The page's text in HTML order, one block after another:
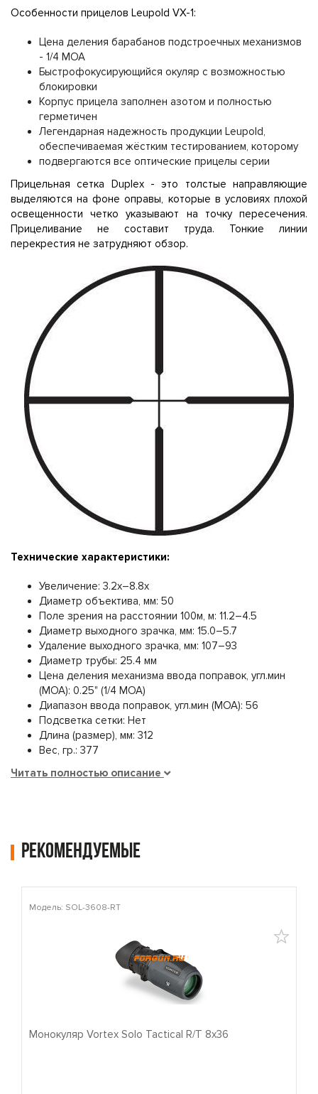
Особенности прицелов Leupold VX-1:
Цена деления барабанов подстроечных механизмов
- 1/4 MOA
Быстрофокусирующийся окуляр с возможностью
блокировки
Корпус прицела заполнен азотом и полностью
герметичен
Легендарная надежность продукции Leupold,
обеспечиваемая жёстким тестированием, которому
подвергаются все оптические прицелы серии
Прицельная сетка Duplex - это толстые направляющие
выделяются на фоне оправы, которые в условиях плохой
освещенности четко указывают на точку пересечения.
Прицеливание не составит труда. Тонкие линии
перекрестия не затрудняют обзор.
Технические характеристики:
Увеличение: 3.2x–8.8x
Диаметр объектива, мм: 50
Поле зрения на расстоянии 100м, м: 11.2–4.5
Диаметр выходного зрачка, мм: 15.0–5.7
Удаление выходного зрачка, мм: 107–93
Диаметр трубы: 25.4 мм
Цена деления механизма ввода поправок, угл.мин
(МОА): 0.25" (1/4 MOA)
Диапазон ввода поправок, угл.мин (МОА): 56
Подсветка сетки: Нет
Длина (размер), мм: 312
Вес, гр.: 377
Читать полностью описание
Рекомендуемые
Модель: SOL-3608-RT
Монокуляр Vortex Solo Tactical R/T 8x36